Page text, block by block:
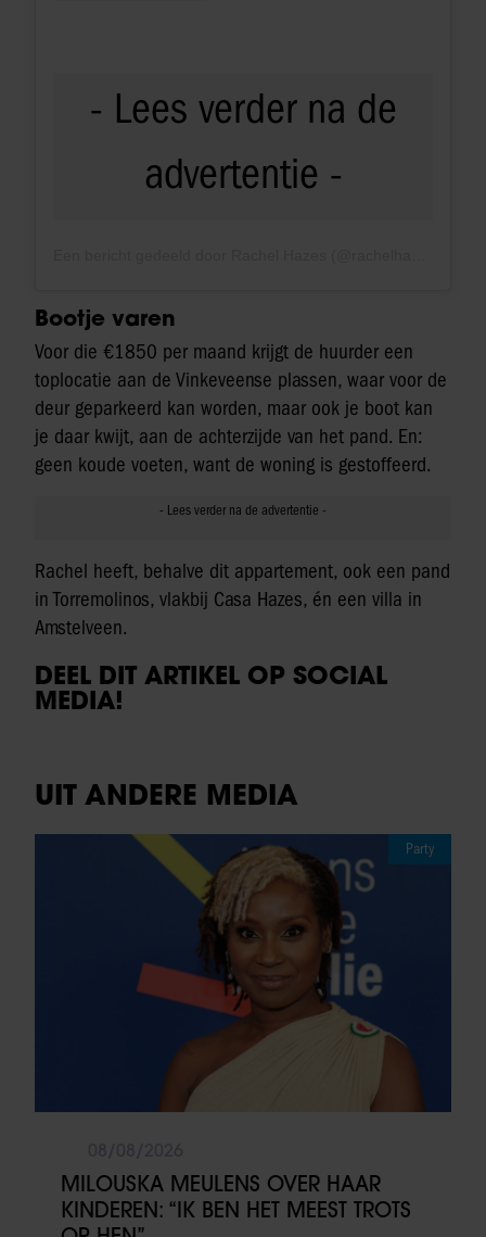
Bootje varen
Voor die €1850 per maand krijgt de huurder een
toplocatie aan de Vinkeveense plassen, waar voor de
deur geparkeerd kan worden, maar ook je boot kan
je daar kwijt, aan de achterzijde van het pand. En:
geen koude voeten, want de woning is gestoffeerd.
Rachel heeft, behalve dit appartement, ook een pand
in Torremolinos, vlakbij Casa Hazes, én een villa in
Amstelveen.
DEEL DIT ARTIKEL OP SOCIAL
MEDIA!
UIT ANDERE MEDIA
Party
MILOUSKA MEULENS OVER HAAR
KINDEREN: “IK BEN HET MEEST TROTS